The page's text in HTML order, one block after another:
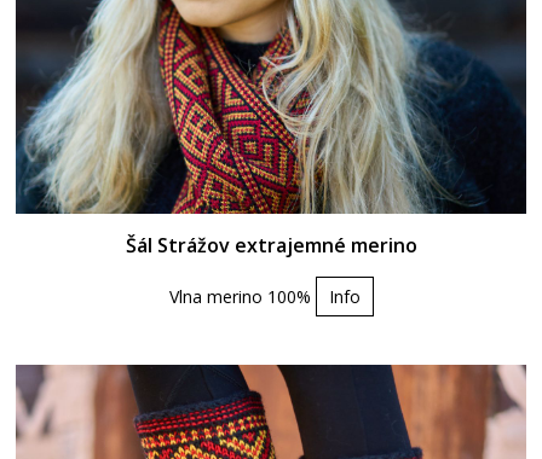
Šál Strážov extrajemné merino
Vlna merino 100% Info